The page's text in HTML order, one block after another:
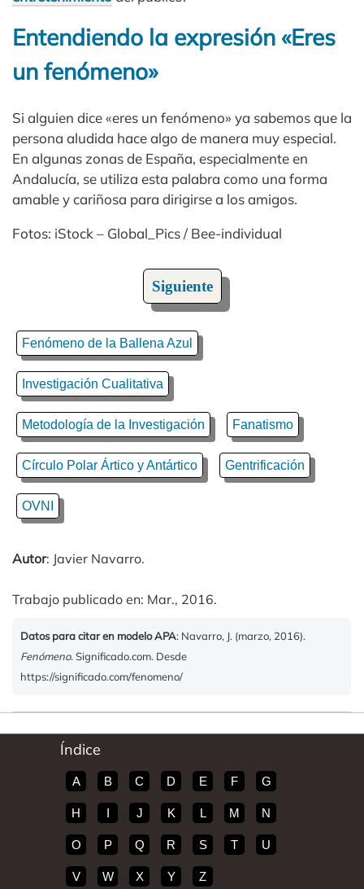
Entendiendo la expresión «Eres
un fenómeno»
Si alguien dice «eres un fenómeno» ya sabemos que la
persona aludida hace algo de manera muy especial.
En algunas zonas de España, especialmente en
Andalucía, se utiliza esta palabra como una forma
amable y cariñosa para dirigirse a los amigos.
Fotos: iStock – Global_Pics / Bee-individual
Siguiente
Fenómeno de la Ballena Azul
Investigación Cualitativa
Metodología de la Investigación Fanatismo
Círculo Polar Ártico y Antártico Gentrificación
OVNI
Autor: Javier Navarro.
Trabajo publicado en: Mar., 2016.
Datos para citar en modelo APA: Navarro, J. (marzo, 2016).
Fenómeno. Significado.com. Desde
https://significado.com/fenomeno/
Índice
A B C D E F G
H I J K L M N
O P Q R S T U
V W X Y Z